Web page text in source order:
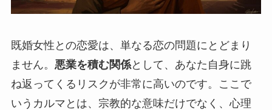
既婚女性との恋愛は、単なる恋の問題にとどまり
ません。 悪業を積む関係として、あなた自身に跳
ね返ってくるリスクが非常に高いのです。ここで
いうカルマとは、宗教的な意味だけでなく、心理